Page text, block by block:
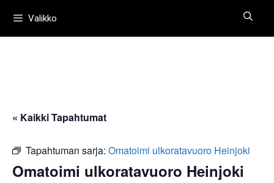
sisältöönValikko
« Kaikki Tapahtumat
Tapahtuman sarja: Omatoimi ulkoratavuoro Heinjoki
Omatoimi ulkoratavuoro Heinjoki